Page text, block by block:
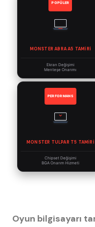
POPÜLER
MONSTER ABRA A5 TAMIRI
Ekran Değişimi
Menteşe Onarımı
PERFORMANS
MONSTER TULPAR T5 TAMIRI
Chipset Değişimi
BGA Onarım Hizmeti
Oyun bilgisayarı